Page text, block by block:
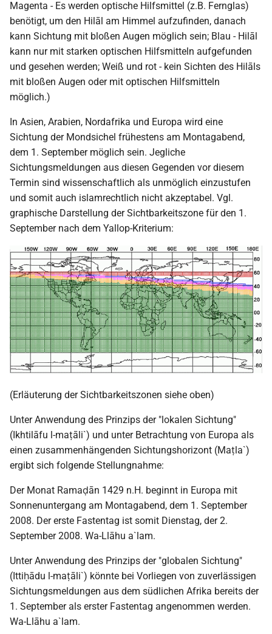
2003
2002
2001
2000
Magenta - Es werden optische Hilfsmittel (z.B. Fernglas)
benötigt, um den Hilāl am Himmel aufzufinden, danach
kann Sichtung mit bloßen Augen möglich sein; Blau - Hilāl
kann nur mit starken optischen Hilfsmitteln aufgefunden
und gesehen werden; Weiß und rot - kein Sichten des Hilāls
mit bloßen Augen oder mit optischen Hilfsmitteln
möglich.)
In Asien, Arabien, Nordafrika und Europa wird eine
Sichtung der Mondsichel frühestens am Montagabend,
dem 1. September möglich sein. Jegliche
Sichtungsmeldungen aus diesen Gegenden vor diesem
Termin sind wissenschaftlich als unmöglich einzustufen
und somit auch islamrechtlich nicht akzeptabel. Vgl.
graphische Darstellung der Sichtbarkeitszone für den 1.
September nach dem Yallop-Kriterium:
(Erläuterung der Sichtbarkeitszonen siehe oben)
Unter Anwendung des Prinzips der "lokalen Sichtung"
(Ikhtilāfu l-maṭāli`) und unter Betrachtung von Europa als
einen zusammenhängenden Sichtungshorizont (Maṭla`)
ergibt sich folgende Stellungnahme:
Der Monat Ramaḍān 1429 n.H. beginnt in Europa mit
Sonnenuntergang am Montagabend, dem 1. September
2008. Der erste Fastentag ist somit Dienstag, der 2.
September 2008. Wa-Llāhu a`lam.
Unter Anwendung des Prinzips der "globalen Sichtung"
(Ittiḥādu l-maṭāli`) könnte bei Vorliegen von zuverlässigen
Sichtungsmeldungen aus dem südlichen Afrika bereits der
1. September als erster Fastentag angenommen werden.
Wa-Llāhu a`lam.